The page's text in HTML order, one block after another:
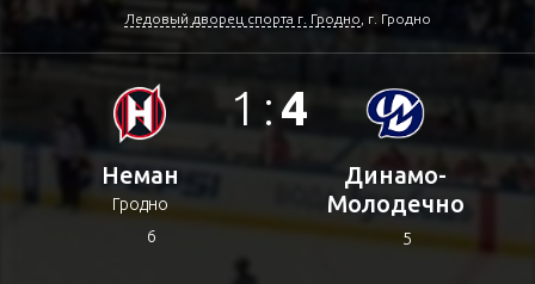
Ледовый дворец спорта г. Гродно , г. Гродно
Неман
Гродно
6
1 : 4
Динамо-
Молодечно
5